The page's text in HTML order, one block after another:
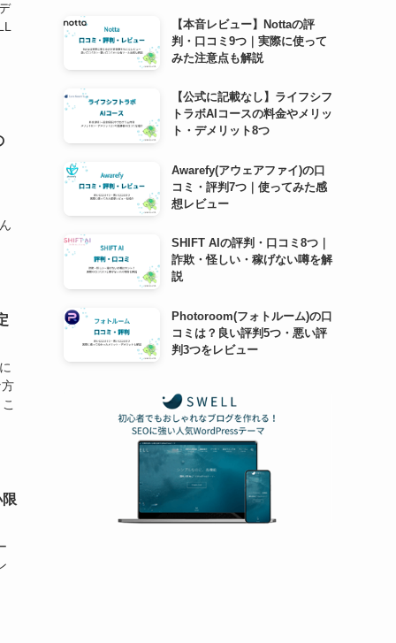
【本音レビュー】Nottaの評
判・口コミ9つ｜実際に使って
みた注意点も解説
【公式に記載なし】ライフシフ
トラボAIコースの料金やメリッ
ト・デメリット8つ
Awarefy(アウェアファイ)の口
コミ・評判7つ｜使ってみた感
想レビュー
SHIFT AIの評判・口コミ8つ｜
詐欺・怪しい・稼げない噂を解
説
Photoroom(フォトルーム)の口
コミは？良い評判5つ・悪い評
判3つをレビュー